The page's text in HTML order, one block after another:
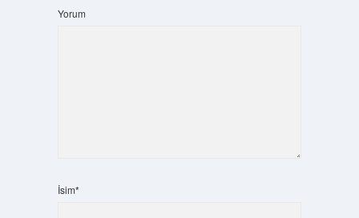
Yorum
İsim*